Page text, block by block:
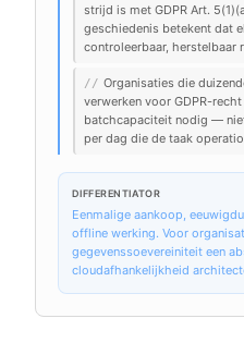
strijd is met GDPR Art.
geschiedenis betekent dat
controleerbaar, herstelbaar
// Organisaties die
verwerken voor GDPR-
batchcapaciteit nodig —
per dag die de taak
DIFFERENTIATOR
Eenmalige aankoop,
offline werking. Voor
gegevenssoevereiniteit een
cloudafhankelijkheid